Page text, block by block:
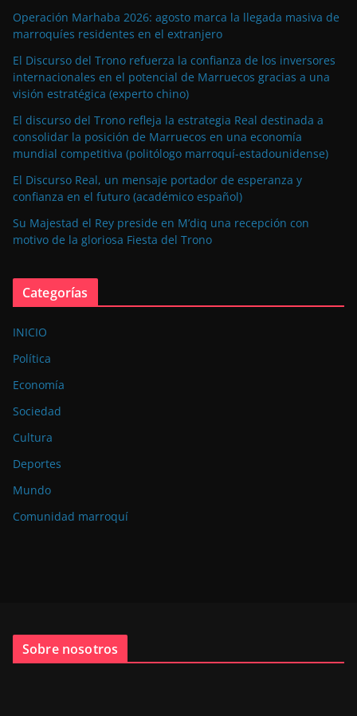
Operación Marhaba 2026: agosto marca la llegada masiva de
marroquíes residentes en el extranjero
El Discurso del Trono refuerza la confianza de los inversores
internacionales en el potencial de Marruecos gracias a una
visión estratégica (experto chino)
El discurso del Trono refleja la estrategia Real destinada a
consolidar la posición de Marruecos en una economía
mundial competitiva (politólogo marroquí-estadounidense)
El Discurso Real, un mensaje portador de esperanza y
confianza en el futuro (académico español)
Su Majestad el Rey preside en M’diq una recepción con
motivo de la gloriosa Fiesta del Trono
Categorías
INICIO
Política
Economía
Sociedad
Cultura
Deportes
Mundo
Comunidad marroquí
Sobre nosotros